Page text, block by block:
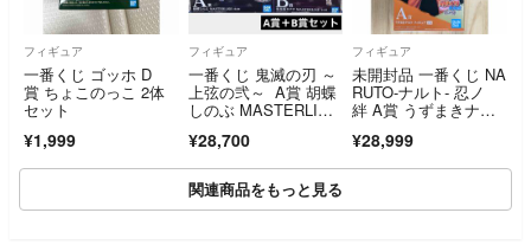
フィギュア
一番くじ ゴッホ D
賞 ちょこのっこ 2体
セット
¥1,999
フィギュア
一番くじ 鬼滅の刃 ～
上弦の弐～ A賞 胡蝶
しのぶ MASTERLIS
花落カナヲ
¥28,700
フィギュア
未開封品 一番くじ NA
RUTO-ナルト- 忍ノ
絆 A賞 うずまきナル
ERLISE
¥28,999
関連商品をもっと見る